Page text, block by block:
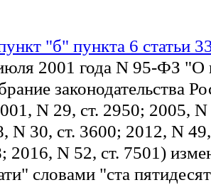
"б" пункта 6 статьи
2001 года N 95-ФЗ "О
законодательства
N 29, ст. 2950; 2005, N
N 30, ст. 3600; 2012, N
2016, N 52, ст. 7501)
словами "ста